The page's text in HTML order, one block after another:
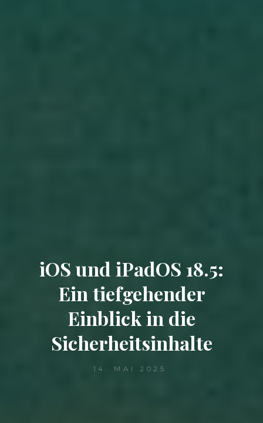
iOS und iPadOS 18.5:
Ein tiefgehender
Einblick in die
Sicherheitsinhalte
14. MAI 2025